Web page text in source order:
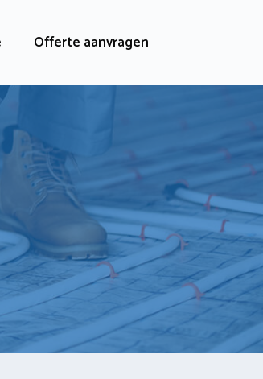
Offerte aanvragen